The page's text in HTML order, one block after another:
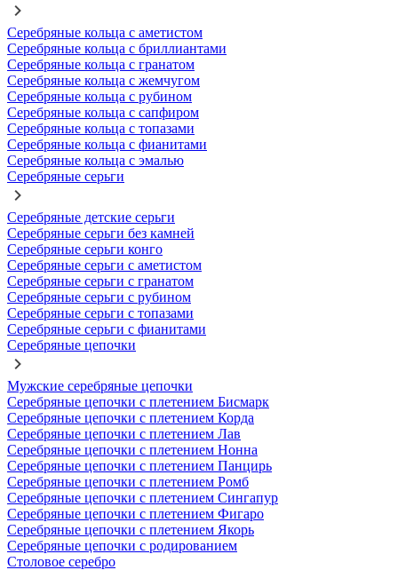
Серебряные кольца с аметистом
Серебряные кольца с бриллиантами
Серебряные кольца с гранатом
Серебряные кольца с жемчугом
Серебряные кольца с рубином
Серебряные кольца с сапфиром
Серебряные кольца с топазами
Серебряные кольца с фианитами
Серебряные кольца с эмалью
Серебряные серьги
Серебряные детские серьги
Серебряные серьги без камней
Серебряные серьги конго
Серебряные серьги с аметистом
Серебряные серьги с гранатом
Серебряные серьги с рубином
Серебряные серьги с топазами
Серебряные серьги с фианитами
Серебряные цепочки
Мужские серебряные цепочки
Серебряные цепочки с плетением Бисмарк
Серебряные цепочки с плетением Корда
Серебряные цепочки с плетением Лав
Серебряные цепочки с плетением Нонна
Серебряные цепочки с плетением Панцирь
Серебряные цепочки с плетением Ромб
Серебряные цепочки с плетением Сингапур
Серебряные цепочки с плетением Фигаро
Серебряные цепочки с плетением Якорь
Серебряные цепочки с родированием
Столовое серебро